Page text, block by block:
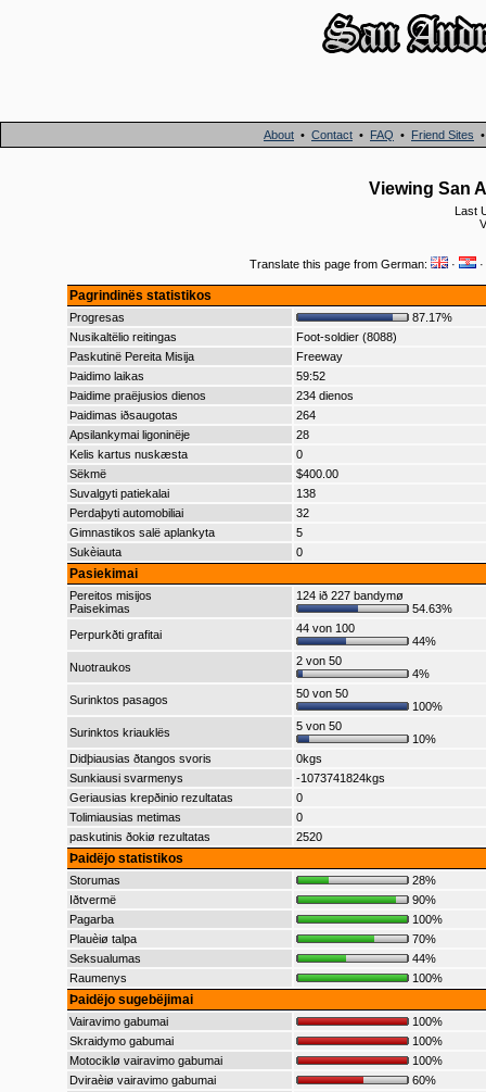
About • Contact • FAQ • Friend Sites
Viewing San
Last
Translate this page from German: · ·
Pagrindinës statistikos
Progresas
87.17%
Nusikaltëlio reitingas
Foot-soldier (8088)
Paskutinë Pereita Misija
Freeway
Þaidimo laikas
59:52
Þaidime praëjusios dienos
234 dienos
Þaidimas iðsaugotas
264
Apsilankymai ligoninëje
28
Kelis kartus nuskæsta
0
Sëkmë
$400.00
Suvalgyti patiekalai
138
Perdaþyti automobiliai
32
Gimnastikos salë aplankyta
5
Sukèiauta
0
Pasiekimai
Pereitos misijos
Paisekimas
124 ið 227 bandymø
54.63%
Perpurkðti grafitai
44 von 100
44%
Nuotraukos
2 von 50
4%
Surinktos pasagos
50 von 50
100%
Surinktos kriauklës
5 von 50
10%
Didþiausias ðtangos svoris
0kgs
Sunkiausi svarmenys
-1073741824kgs
Geriausias krepðinio rezultatas
0
Tolimiausias metimas
0
paskutinis ðokiø rezultatas
2520
Þaidëjo statistikos
Storumas
28%
Iðtvermë
90%
Pagarba
100%
Plauèiø talpa
70%
Seksualumas
44%
Raumenys
100%
Þaidëjo sugebëjimai
Vairavimo gabumai
100%
Skraidymo gabumai
100%
Motociklø vairavimo gabumai
100%
Dviraèiø vairavimo gabumai
60%